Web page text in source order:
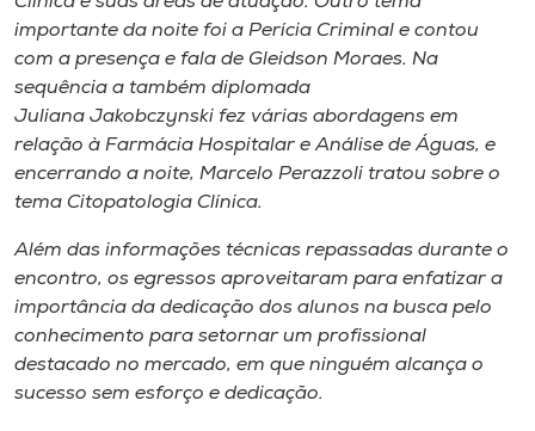
importante da noite foi a Perícia Criminal e contou
com a presença e fala de Gleidson Moraes. Na
sequência a também diplomada
Juliana Jakobczynski fez várias abordagens em
relação à Farmácia Hospitalar e Análise de Águas, e
encerrando a noite, Marcelo Perazzoli tratou sobre o
tema Citopatologia Clínica.
Além das informações técnicas repassadas durante o
encontro, os egressos aproveitaram para enfatizar a
importância da dedicação dos alunos na busca pelo
conhecimento para setornar um profissional
destacado no mercado, em que ninguém alcança o
sucesso sem esforço e dedicação.